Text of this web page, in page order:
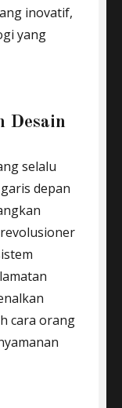
inovatif,
yang
Desain
selalu
depan
cara orang